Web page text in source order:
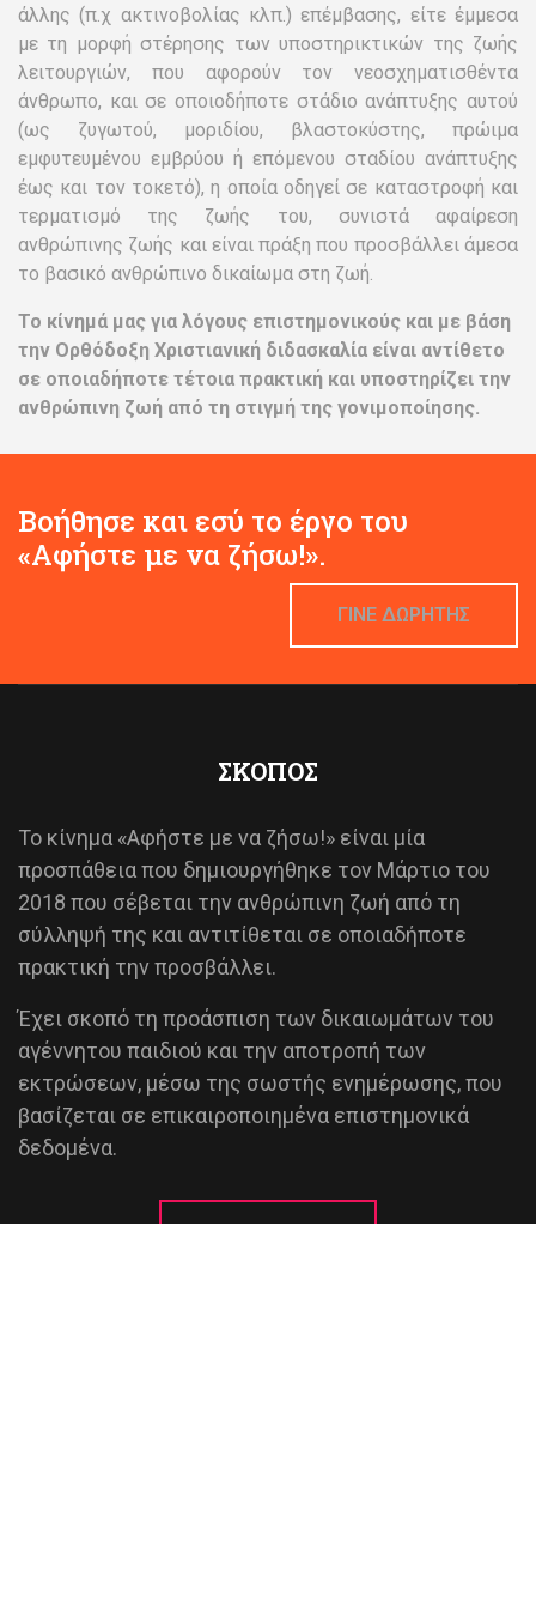
άλλης (π.χ ακτινοβολίας κλπ.) επέμβασης, είτε έμμεσα
με τη μορφή στέρησης των υποστηρικτικών της ζωής
λειτουργιών, που αφορούν τον νεοσχηματισθέντα
άνθρωπο, και σε οποιοδήποτε στάδιο ανάπτυξης αυτού
(ως ζυγωτού, μοριδίου, βλαστοκύστης, πρώιμα
εμφυτευμένου εμβρύου ή επόμενου σταδίου ανάπτυξης
έως και τον τοκετό), η οποία οδηγεί σε καταστροφή και
τερματισμό της ζωής του, συνιστά αφαίρεση
ανθρώπινης ζωής και είναι πράξη που προσβάλλει άμεσα
το βασικό ανθρώπινο δικαίωμα στη ζωή.
Το κίνημά μας για λόγους επιστημονικούς και με βάση
την Ορθόδοξη Χριστιανική διδασκαλία είναι αντίθετο
σε οποιαδήποτε τέτοια πρακτική και υποστηρίζει την
ανθρώπινη ζωή από τη στιγμή της γονιμοποίησης.
Βοήθησε και εσύ το έργο του
«Αφήστε με να ζήσω!».
ΓΙΝΕ ΔΩΡΗΤΗΣ
ΣΚΟΠΟΣ
Το κίνημα «Αφήστε με να ζήσω!» είναι μία
προσπάθεια που δημιουργήθηκε τον Μάρτιο του
2018 που σέβεται την ανθρώπινη ζωή από τη
σύλληψή της και αντιτίθεται σε οποιαδήποτε
πρακτική την προσβάλλει.
Έχει σκοπό τη προάσπιση των δικαιωμάτων του
αγέννητου παιδιού και την αποτροπή των
εκτρώσεων, μέσω της σωστής ενημέρωσης, που
βασίζεται σε επικαιροποιημένα επιστημονικά
δεδομένα.